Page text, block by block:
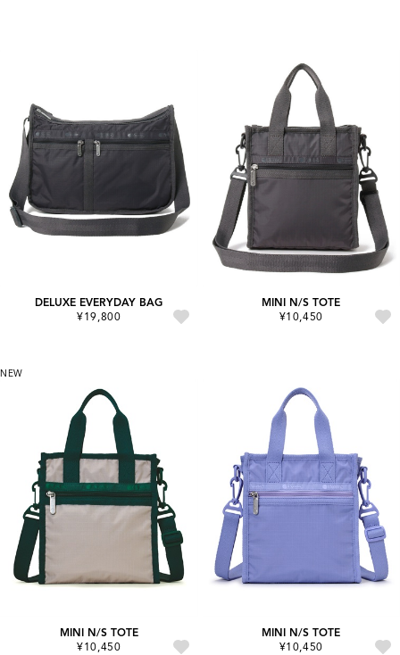
DELUXE EVERYDAY BAG
¥19,800
MINI N/S TOTE
¥10,450
NEW
MINI N/S TOTE
¥10,450
MINI N/S TOTE
¥10,450